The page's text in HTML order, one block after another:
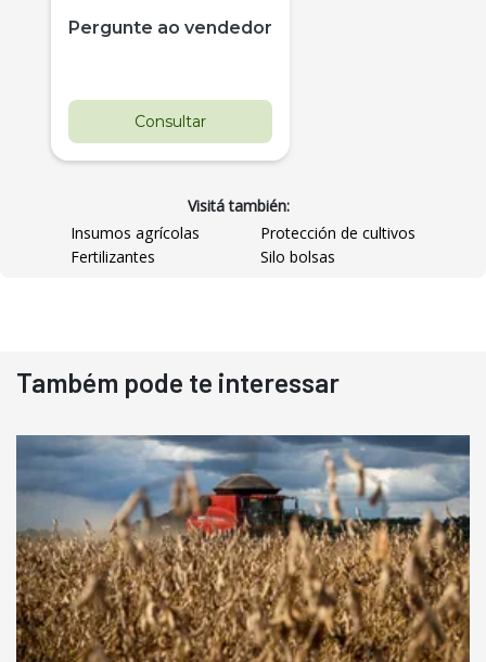
Pergunte ao vendedor
Consultar
Pá Carregadeira Cat 966
Ano 1987
R$ 145.000
Consultar
Visitá también:
Insumos agrícolas
Protección de cultivos
Fertilizantes
Silo bolsas
Também pode te interessar